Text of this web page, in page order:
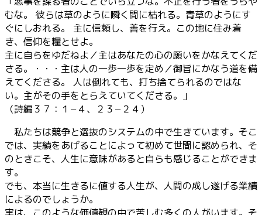
むな。 彼らは草のように瞬く間に枯れる。青草のようにす
ぐにしおれる。 主に信頼し、善を行え。この地に住み着
き、信仰を糧とせよ。
主に自らをゆだねよ／主はあなたの心の願いをかなえてくだ
さる。・・・主は人の一歩一歩を定め／御旨にかなう道を備
えてくださる。 人は倒れても、打ち捨てられるのではな
い。主がその手をとらえていてくださる。」
（詩編３７：１−４、２３−２４）
私たちは競争と選抜のシステムの中で生きています。そこ
では、実績をあげることによって初めて世間に認められ、そ
のときこそ、人生に意味があると自らも感じることができま
す。
でも、本当に生きるに値する人生が、人間の成し遂げる業績
によるのでしょうか。